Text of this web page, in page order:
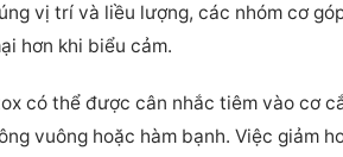
vị trí và liều lượng, các nhóm cơ
hơn khi biểu cảm.
có thể được cân nhắc tiêm vào cơ
vuông hoặc hàm bạnh. Việc giảm